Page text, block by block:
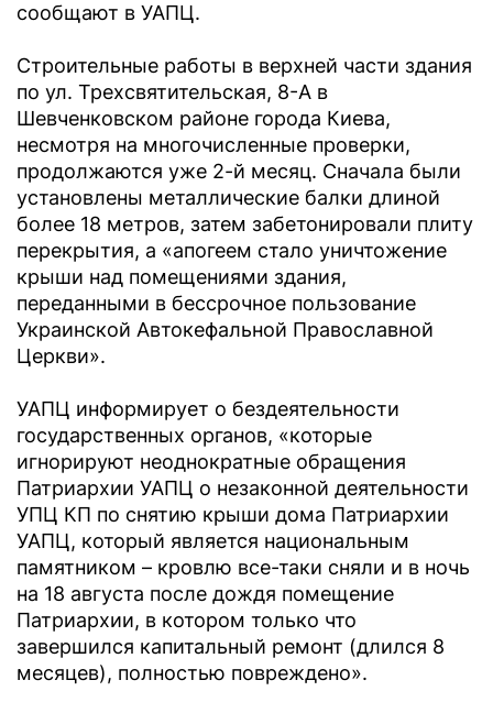
сообщают в УАПЦ.
Строительные работы в верхней части здания
по ул. Трехсвятительская, 8-А в
Шевченковском районе города Киева,
несмотря на многочисленные проверки,
продолжаются уже 2-й месяц. Сначала были
установлены металлические балки длиной
более 18 метров, затем забетонировали плиту
перекрытия, а «апогеем стало уничтожение
крыши над помещениями здания,
переданными в бессрочное пользование
Украинской Автокефальной Православной
Церкви».
УАПЦ информирует о бездеятельности
государственных органов, «которые
игнорируют неоднократные обращения
Патриархии УАПЦ о незаконной деятельности
УПЦ КП по снятию крыши дома Патриархии
УАПЦ, который является национальным
памятником – кровлю все-таки сняли и в ночь
на 18 августа после дождя помещение
Патриархии, в котором только что
завершился капитальный ремонт (длился 8
месяцев), полностью повреждено».